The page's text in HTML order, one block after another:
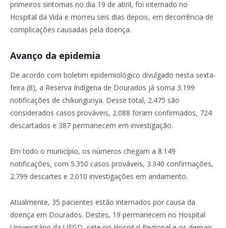
primeiros sintomas no dia 19 de abril, foi internado no
Hospital da Vida e morreu seis dias depois, em decorrência de
complicações causadas pela doença.
Avanço da epidemia
De acordo com boletim epidemiológico divulgado nesta sexta-
feira (8), a Reserva Indígena de Dourados já soma 3.199
notificações de chikungunya. Desse total, 2.475 são
considerados casos prováveis, 2.088 foram confirmados, 724
descartados e 387 permanecem em investigação.
Em todo o município, os números chegam a 8.149
notificações, com 5.350 casos prováveis, 3.340 confirmações,
2.799 descartes e 2.010 investigações em andamento.
Atualmente, 35 pacientes estão internados por causa da
doença em Dourados. Destes, 19 permanecem no Hospital